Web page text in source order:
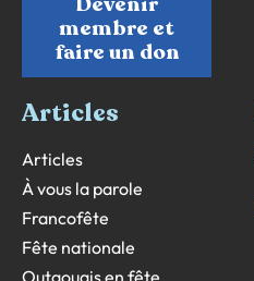
membre et
faire un don
Articles
Articles
À vous la parole
Francofête
Fête nationale